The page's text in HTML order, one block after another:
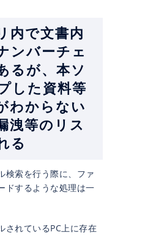
内で文書内
ンバーチェ
るが、本ソ
した資料等
わからない
洩等のリス
る
検索を行う際に、ファ
ドするような処理は一
れているPC上に存在